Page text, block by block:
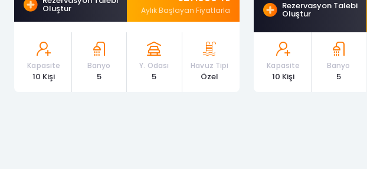
Oluştur Aylık Başlayan Fiyatlarla
Kapasite
10 Kişi
Banyo
5
Y. Odası
5
Havuz Tipi
Özel
Rezervasyon Talebi
Oluştur
Kapasite
10 Kişi
Banyo
5